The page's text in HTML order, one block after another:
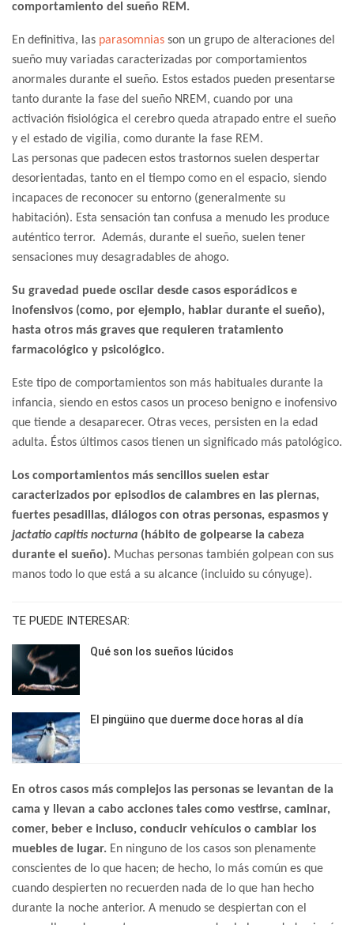
comportamiento del sueño REM.
En definitiva, las parasomnias son un grupo de alteraciones del
sueño muy variadas caracterizadas por comportamientos
anormales durante el sueño. Estos estados pueden presentarse
tanto durante la fase del sueño NREM, cuando por una
activación fisiológica el cerebro queda atrapado entre el sueño
y el estado de vigilia, como durante la fase REM.
Las personas que padecen estos trastornos suelen despertar
desorientadas, tanto en el tiempo como en el espacio, siendo
incapaces de reconocer su entorno (generalmente su
habitación). Esta sensación tan confusa a menudo les produce
auténtico terror. Además, durante el sueño, suelen tener
sensaciones muy desagradables de ahogo.
Su gravedad puede oscilar desde casos esporádicos e
inofensivos (como, por ejemplo, hablar durante el sueño),
hasta otros más graves que requieren tratamiento
farmacológico y psicológico.
Este tipo de comportamientos son más habituales durante la
infancia, siendo en estos casos un proceso benigno e inofensivo
que tiende a desaparecer. Otras veces, persisten en la edad
adulta. Éstos últimos casos tienen un significado más patológico.
Los comportamientos más sencillos suelen estar
caracterizados por episodios de calambres en las piernas,
fuertes pesadillas, diálogos con otras personas, espasmos y
jactatio capitis nocturna (hábito de golpearse la cabeza
durante el sueño). Muchas personas también golpean con sus
manos todo lo que está a su alcance (incluido su cónyuge).
TE PUEDE INTERESAR:
Qué son los sueños lúcidos
El pingüino que duerme doce horas al día
En otros casos más complejos las personas se levantan de la
cama y llevan a cabo acciones tales como vestirse, caminar,
comer, beber e incluso, conducir vehículos o cambiar los
muebles de lugar. En ninguno de los casos son plenamente
conscientes de lo que hacen; de hecho, lo más común es que
cuando despierten no recuerden nada de lo que han hecho
durante la noche anterior. A menudo se despiertan con el